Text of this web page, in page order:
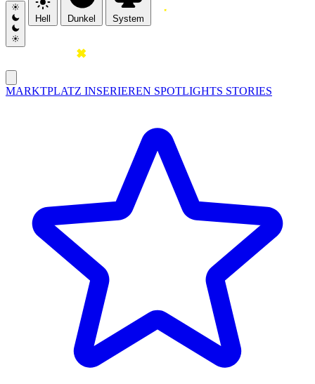
Hell Dunkel System
MARKTPLATZ INSERIEREN SPOTLIGHTS STORIES